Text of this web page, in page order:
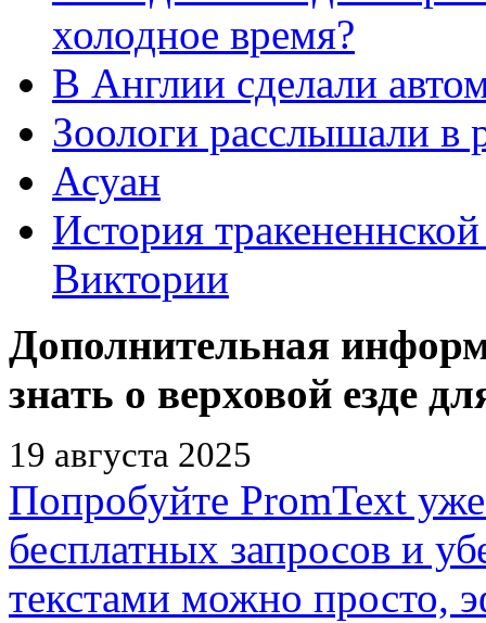
холодное время?
В Англии сделали
Зоологи расслышали в
Асуан
История
Виктории
Дополнительная
знать о верховой езде
19 августа 2025
Попробуйте PromText
бесплатных запросов и
текстами можно просто,